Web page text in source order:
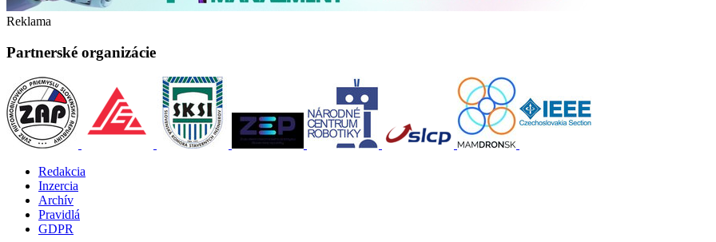
Reklama
Partnerské organizácie
Redakcia
Inzercia
Archív
Pravidlá
GDPR